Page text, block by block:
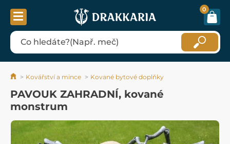
0
Kovářství a mince Kované bytové doplňky
PAVOUK ZAHRADNÍ, kované
monstrum